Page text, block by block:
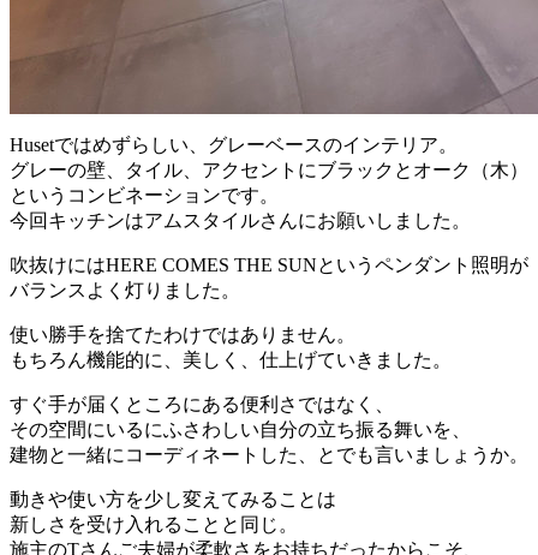
Husetではめずらしい、グレーベースのインテリア。
グレーの壁、タイル、アクセントにブラックとオーク（木）
というコンビネーションです。
今回キッチンはアムスタイルさんにお願いしました。
吹抜けにはHERE COMES THE SUNというペンダント照明が
バランスよく灯りました。
使い勝手を捨てたわけではありません。
もちろん機能的に、美しく、仕上げていきました。
すぐ手が届くところにある便利さではなく、
その空間にいるにふさわしい自分の立ち振る舞いを、
建物と一緒にコーディネートした、とでも言いましょうか。
動きや使い方を少し変えてみることは
新しさを受け入れることと同じ。
施主のTさんご夫婦が柔軟さをお持ちだったからこそ、